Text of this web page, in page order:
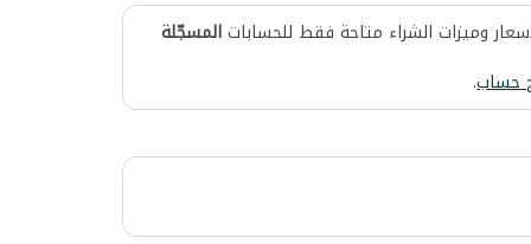
وميزات الشراء متاحة فقط للحساباتالمسجّلة
حساب.